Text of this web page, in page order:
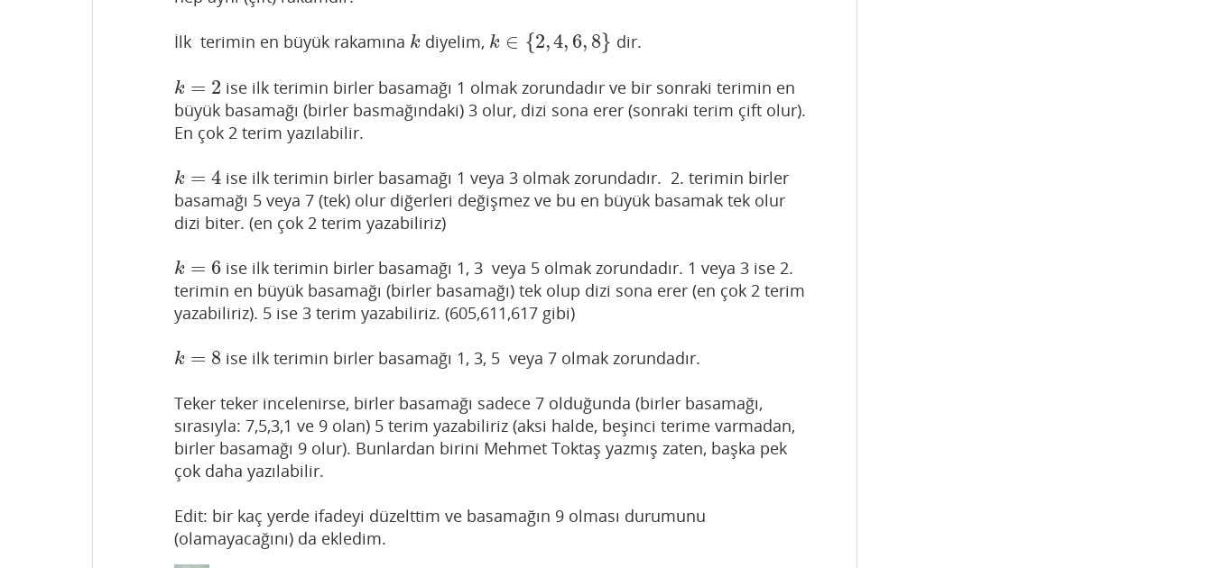
İlk terimin en büyük rakamına k
k diyelim, k ∈ {2,4, 6, 8}
k∈{ 2,4,6,8} dir.
k = 2
k= 2
ise ilk terimin birler basamağı 1 olmak zorundadır ve bir sonraki terimin en
büyük basamağı (birler basmağındaki) 3 olur, dizi sona erer (sonraki terim çift olur).
En çok 2 terim yazılabilir.
k = 4
k= 4
ise ilk terimin birler basamağı 1 veya 3 olmak zorundadır. 2. terimin birler
basamağı 5 veya 7 (tek) olur diğerleri değişmez ve bu en büyük basamak tek olur
dizi biter. (en çok 2 terim yazabiliriz)
k = 6
k= 6
ise ilk terimin birler basamağı 1, 3 veya 5 olmak zorundadır. 1 veya 3 ise 2.
terimin en büyük basamağı (birler basamağı) tek olup dizi sona erer (en çok 2 terim
yazabiliriz). 5 ise 3 terim yazabiliriz. (605,611,617 gibi)
k = 8
k= 8 ise ilk terimin birler basamağı 1, 3, 5 veya 7 olmak zorundadır.
Teker teker incelenirse, birler basamağı sadece 7 olduğunda (birler basamağı,
sırasıyla: 7,5,3,1 ve 9 olan) 5 terim yazabiliriz (aksi halde, beşinci terime varmadan,
birler basamağı 9 olur). Bunlardan birini Mehmet Toktaş yazmış zaten, başka pek
çok daha yazılabilir.
Edit: bir kaç yerde ifadeyi düzelttim ve basamağın 9 olması durumunu
(olamayacağını) da ekledim.